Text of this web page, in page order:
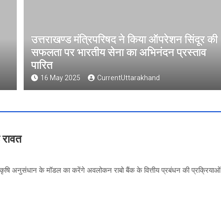
उत्तराखण्ड मंत्रिपरिषद ने किया ऑपरेशन सिंदूर की
सफलता पर भारतीय सेना का अभिनंदन प्रस्ताव
पारित
16 May 2025 CurrentUttarakhand
कृषि अनुसंधान के मॉडल का करेंगे अवलोकन राबो बैंक के वित्तीय प्रबंधन की प्रक्रियाओं